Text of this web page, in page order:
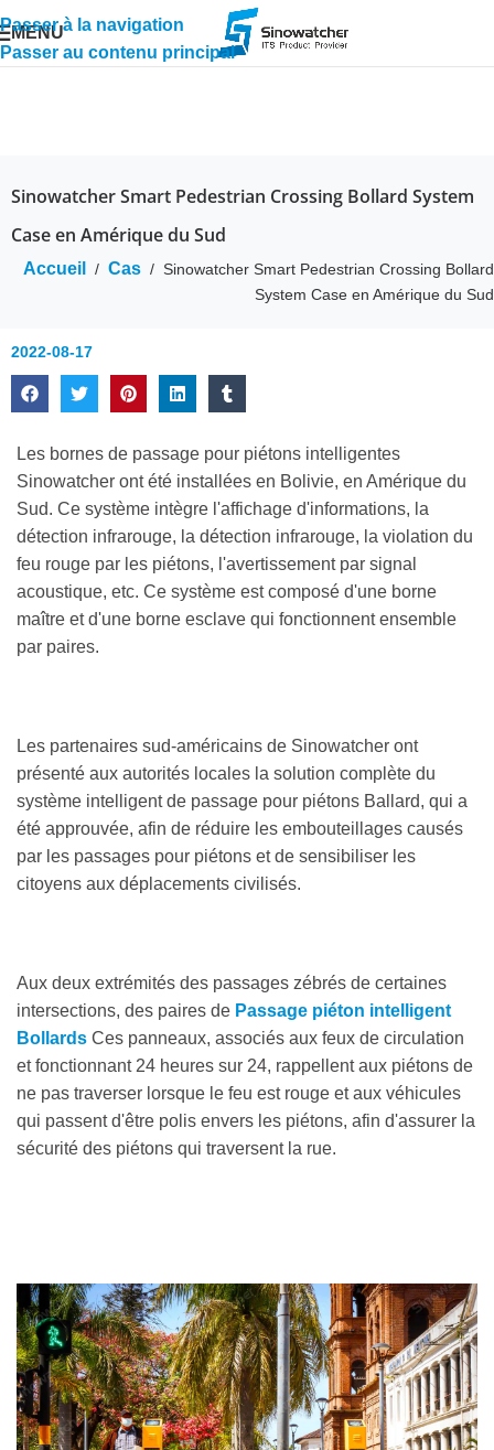
Passer à la navigation
Passer au contenu principal
MENU
Sinowatcher Smart Pedestrian Crossing Bollard System
Case en Amérique du Sud
Accueil / Cas / Sinowatcher Smart Pedestrian Crossing Bollard
System Case en Amérique du Sud
2022-08-17
Les bornes de passage pour piétons intelligentes
Sinowatcher ont été installées en Bolivie, en Amérique du
Sud. Ce système intègre l'affichage d'informations, la
détection infrarouge, la détection infrarouge, la violation du
feu rouge par les piétons, l'avertissement par signal
acoustique, etc. Ce système est composé d'une borne
maître et d'une borne esclave qui fonctionnent ensemble
par paires.
Les partenaires sud-américains de Sinowatcher ont
présenté aux autorités locales la solution complète du
système intelligent de passage pour piétons Ballard, qui a
été approuvée, afin de réduire les embouteillages causés
par les passages pour piétons et de sensibiliser les
citoyens aux déplacements civilisés.
Aux deux extrémités des passages zébrés de certaines
intersections, des paires de Passage piéton intelligent
Bollards Ces panneaux, associés aux feux de circulation
et fonctionnant 24 heures sur 24, rappellent aux piétons de
ne pas traverser lorsque le feu est rouge et aux véhicules
qui passent d'être polis envers les piétons, afin d'assurer la
sécurité des piétons qui traversent la rue.